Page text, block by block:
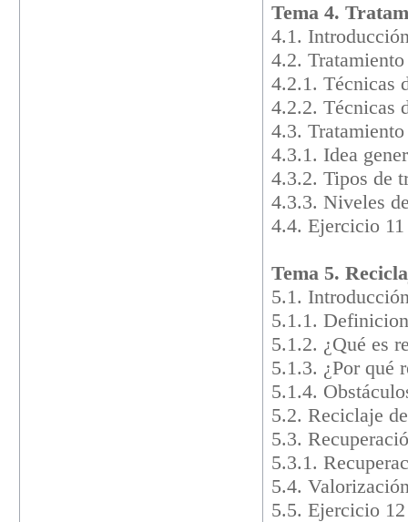
Tema 4.
4.1.
4.2.
4.2.1. Técnicas
4.2.2. Técnicas
4.3.
4.3.1. Idea
4.3.2. Tipos de
4.3.3. Niveles
4.4. Ejercicio 11
Tema 5.
5.1.
5.1.1.
5.1.2. ¿Qué es
5.1.3. ¿Por qué
5.1.4.
5.2. Reciclaje
5.3.
5.3.1.
5.4.
5.5. Ejercicio 12